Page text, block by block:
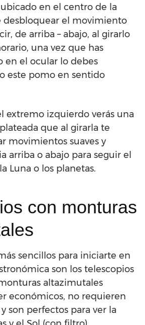
en el centro de la
el movimiento
de arriba – abajo, al girarlo
una vez que has
en el ocular lo debes
este pomo en sentido
extremo izquierdo verás una
que al girarla te
movimientos suaves y
arriba o abajo para seguir el
Luna o los planetas.
con monturas
sencillos para iniciarte en
son los telescopios
altazimutales
económicos, no requieren
son perfectos para ver la